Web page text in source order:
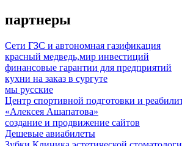
партнеры
Сети ГЗС и автономная газификация
красный медведь,мир инвестиций
финансовые гарантии для предприятий
кухни на заказ в сургуте
мы русские
Центр спортивной подготовки и
«Алексея Ашапатова»
создание и продвижение сайтов
Дешевые авиабилеты